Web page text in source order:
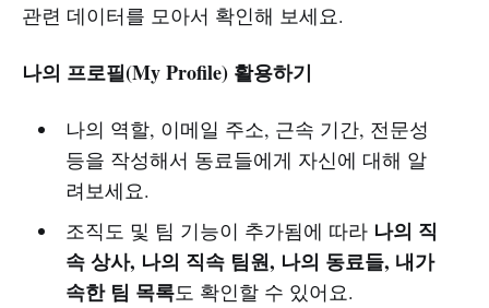
관련 데이터를 모아서 확인해 보세요.
나의 프로필(My Profile) 활용하기
나의 역할, 이메일 주소, 근속 기간, 전문성
등을 작성해서 동료들에게 자신에 대해 알
려보세요.
조직도 및 팀 기능이 추가됨에 따라 나의 직
속 상사, 나의 직속 팀원, 나의 동료들, 내가
속한 팀 목록도 확인할 수 있어요.